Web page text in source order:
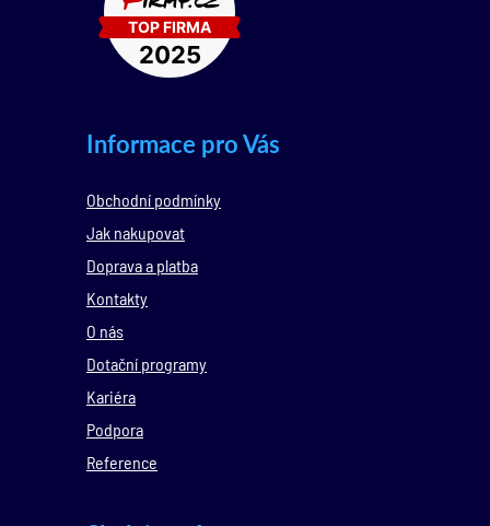
Informace pro Vás
Obchodní podmínky
Jak nakupovat
Doprava a platba
Kontakty
O nás
Dotační programy
Kariéra
Podpora
Reference